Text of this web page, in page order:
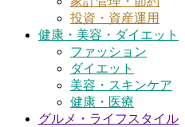
投資・資産運用
健康・美容・ダイエット
ファッション
ダイエット
美容・スキンケア
健康・医療
グルメ・ライフスタイル